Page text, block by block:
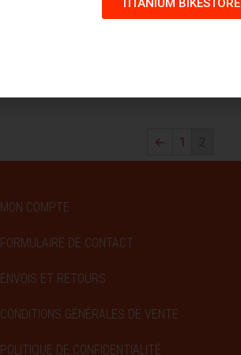
← 1
MON COMPTE
FORMULAIRE DE CONTACT
ENVOIS ET RETOURS
CONDITIONS GÉNÉRALES DE VENTE
POLITIQUE DE CONFIDENTIALITÉ
TITANIUM BIKESTORE